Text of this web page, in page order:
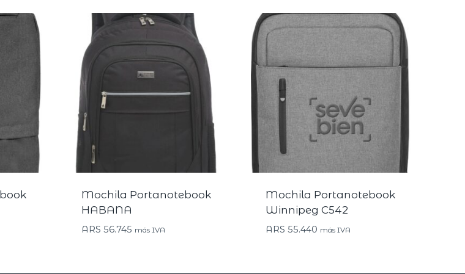
Mochila Portanotebook
HABANA
ARS 56.745 más IVA
Mochila Portanotebook
Winnipeg C542
ARS 55.440 más IVA